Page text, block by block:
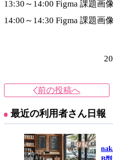
13:30～14:00 Figma 課題画
14:00～14:30 Figma 課題画
前の投稿へ
最近の利用者さん日報